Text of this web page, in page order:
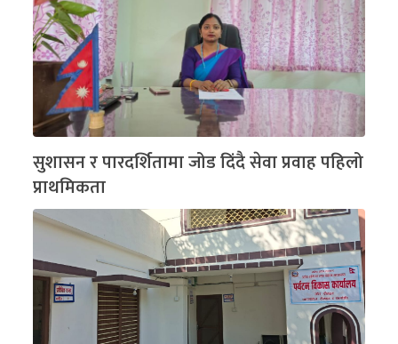
सुशासन र पारदर्शितामा जोड दिंदै सेवा प्रवाह पहिलो
प्राथमिकता